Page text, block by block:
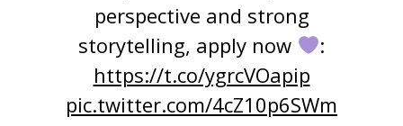
perspective and strong
storytelling, apply now
:
https://t.co/ygrcVOapip
pic.twitter.com/4cZ10p6SWm